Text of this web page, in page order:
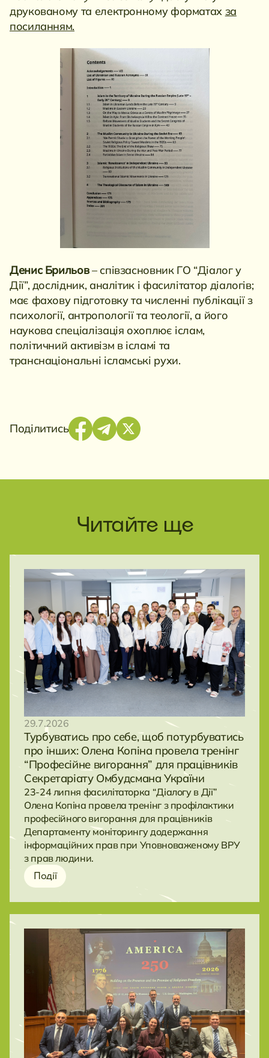
друкованому та електронному форматах за
посиланням.
Денис Брильов– співзасновник ГО “Діалог у
Дії”, дослідник, аналітик і фасилітатор діалогів;
має фахову підготовку та численні публікації з
психології, антропології та теології, а його
наукова спеціалізація охоплює іслам,
політичний активізм в ісламі та
транснаціональні ісламські рухи.
Поділитись
Читайте ще
29.7.2026
Турбуватись про себе, щоб потурбуватись
про інших: Олена Копіна провела тренінг
“Професійне вигорання” для працівників
Секретаріату Омбудсмана України
23-24 липня фасилітаторка “Діалогу в Дії”
Олена Копіна провела тренінг з профілактики
професійного вигорання для працівників
Департаменту моніторингу додержання
інформаційних прав при Уповноваженому ВРУ
з прав людини.
Події